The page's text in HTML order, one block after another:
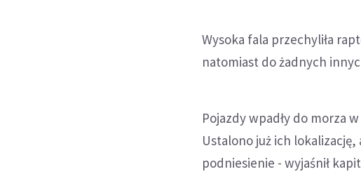
Wysoka fala przechyliła
natomiast do żadnych
Pojazdy wpadły do morza
Ustalono już ich
podniesienie - wyjaśnił